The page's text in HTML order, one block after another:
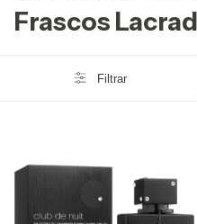
Frascos
Filtrar